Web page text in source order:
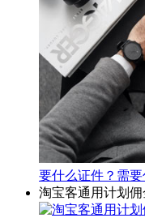
要什么证件？需要
淘宝客通用计划